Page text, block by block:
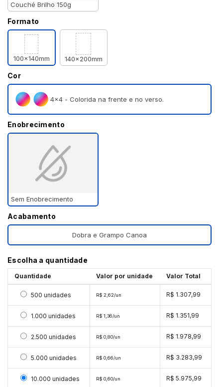
Couché Brilho 150g
Formato
100x140mm 140x200mm
Cor
4×4 - Colorida na frente e no verso.
Enobrecimento
Sem Enobrecimento
Acabamento
Dobra e Grampo Canoa
Escolha a quantidade
Quantidade Valor por unidade Valor Total
Selecionar 500 unidades
500 unidades R$ 2,62/un R$ 1.307,99
Selecionar 1000 unidades
1.000 unidades R$ 1,36/un R$ 1.351,99
Selecionar 2500 unidades
2.500 unidades R$ 0,80/un R$ 1.978,99
Selecionar 5000 unidades
5.000 unidades R$ 0,66/un R$ 3.283,99
Selecionar 10000 unidades
10.000 unidades R$ 0,60/un R$ 5.975,99